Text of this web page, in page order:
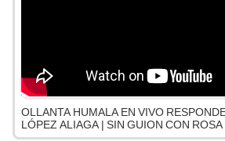
OLLANTA HUMALA EN VIVO
LÓPEZ ALIAGA | SIN GUION CON